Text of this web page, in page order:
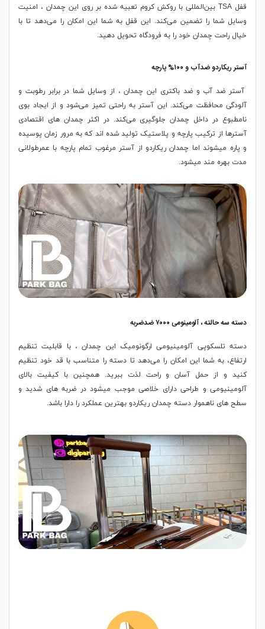
قفل TSA بین‌المللی با روکش کروم تعبیه شده بر روی این چمدان ، امنیت
وسایل شما را تضمین می‌کند. این قفل به شما این امکان را می‌دهد تا با
خیال راحت چمدان خود را به فرودگاه تحویل دهید.
آستر ریکاردو ضدآب و ۱۰۰% پارچه
آستر ضد آب و ضد باکتری این چمدان ، از وسایل شما در برابر رطوبت و
آلودگی محافظت می‌کند. این آستر به راحتی تمیز می‌شود و از ایجاد بوی
نامطبوع در داخل چمدان جلوگیری می‌کند. در اکثر چمدان های اقتصادی
آسترها از ترکیب پارچه و پلاستیک تولید شده اند که به مرور زمان پوسیده
و پاره میشوند اما چمدان ریکاردو از آستر مرغوب تمام پارچه با عمرطولانی
مدت بهره مند میشود.
دسته سه حالته ، آلومینومی ۷۰۰۰ ضدضربه
دسته تلسکوپی آلومینیومی ارگونومیک این چمدان ، با قابلیت تنظیم
ارتفاع، به شما این امکان را می‌دهد تا دسته را متناسب با قد خود تنظیم
کنید و از حمل آسان و راحت لذت ببرید. همچنین با کیفیت بالای
آلومینیومی و طراحی دارای خلاصی موجب میشود در ضربه های شدید و
سطح های ناهموار دسته چمدان ریکاردو بهترین عملکرد را دارا باشد.